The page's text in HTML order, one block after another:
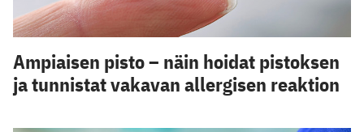
Ampiaisen pisto – näin hoidat pistoksen
ja tunnistat vakavan allergisen reaktion